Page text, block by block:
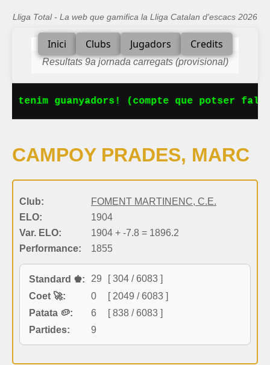
Lliga Total - La web que gamifica la Lliga Catalan d'escacs 2026
Inici Clubs Jugadors Credits
Resultats 9a jornada carregats (provisional)
tenim guanyadors! (compte que potser
CAMPOY PRADES, MARC
Club:
FOMENT MARTINENC, C.E.
ELO:
1904
Var. ELO:
1904 + -7.8 = 1896.2
Performance:
1855
Standard ♚: 29
[ 304 / 6083 ]
Coet 🚀:
0
[ 2049 / 6083 ]
Patata 🥔:
6
[ 838 / 6083 ]
Partides:
9